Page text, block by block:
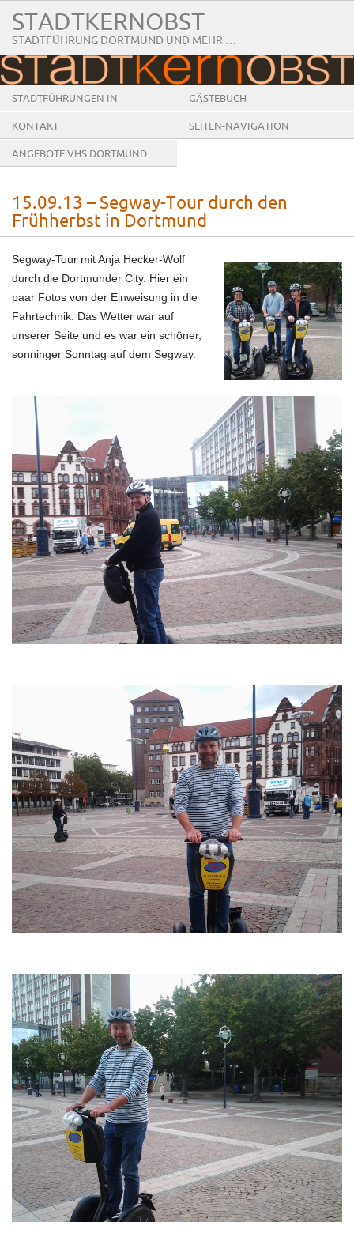
STADTKERNOBST
STADTFÜHRUNG DORTMUND UND MEHR …
STADTFÜHRUNGEN IN
DORTMUND
GÄSTEBUCH
KONTAKT SEITEN-NAVIGATION
ANGEBOTE VHS DORTMUND
15.09.13 – Segway-Tour durch den
Frühherbst in Dortmund
Segway-Tour mit Anja Hecker-Wolf
durch die Dortmunder City. Hier ein
paar Fotos von der Einweisung in die
Fahrtechnik. Das Wetter war auf
unserer Seite und es war ein schöner,
sonninger Sonntag auf dem Segway.